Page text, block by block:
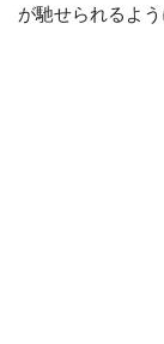
が馳せられるよう